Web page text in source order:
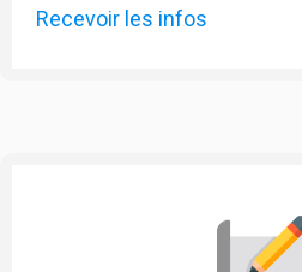
Recevoir les infos